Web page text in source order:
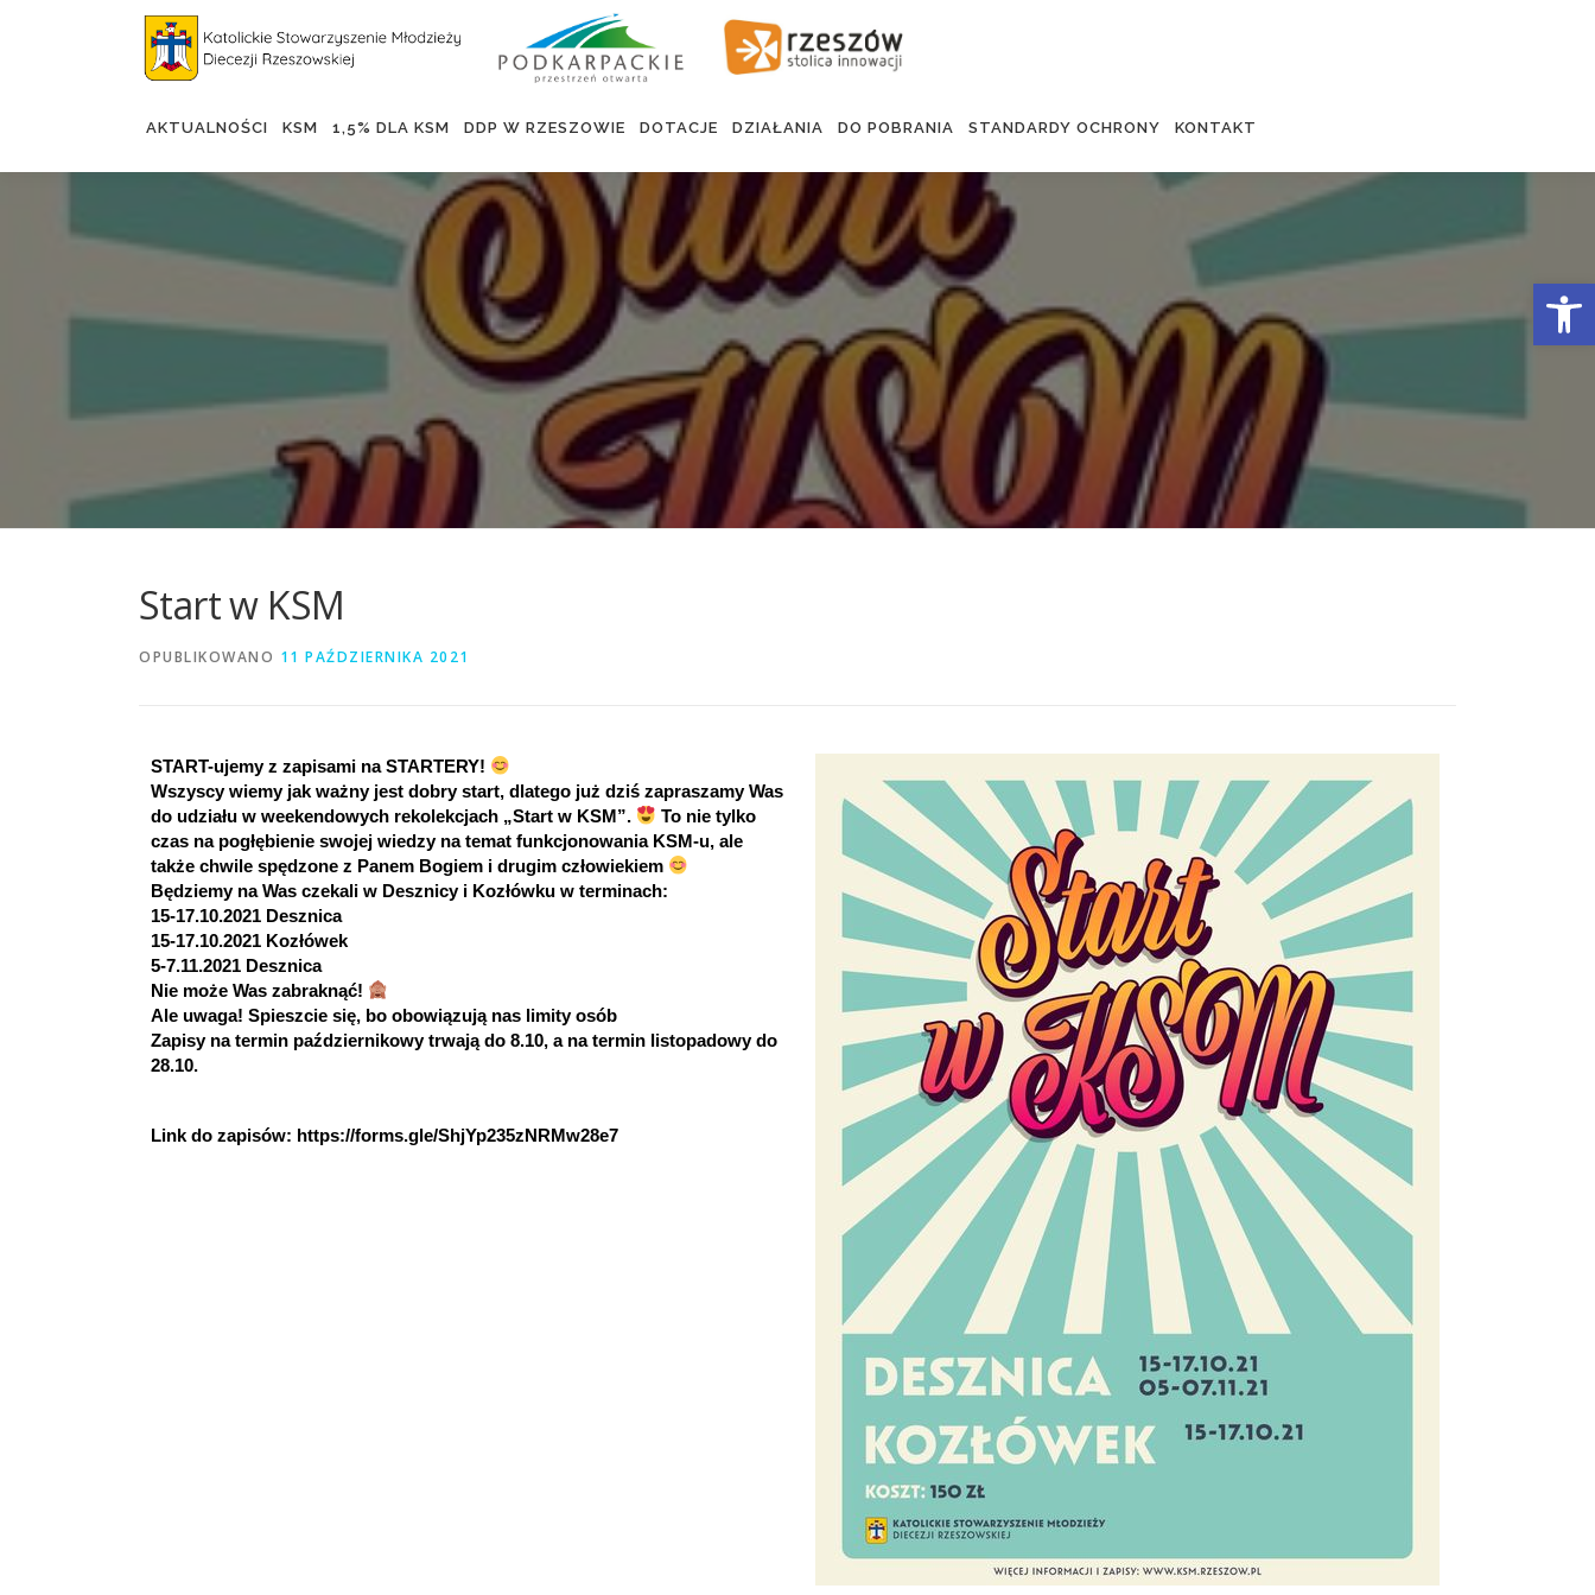
AKTUALNOŚCI KSM 1,5% DLA KSM DDP W RZESZOWIE DOTACJE DZIAŁANIA DO POBRANIA STANDARDY OCHRONY KONTAKT
Start w KSM
OPUBLIKOWANO 11 PAŹDZIERNIKA 2021
START-ujemy z zapisami na STARTERY!
Wszyscy wiemy jak ważny jest dobry start, dlatego już dziś zapraszamy Was
do udziału w weekendowych rekolekcjach „Start w KSM”.
To nie tylko
czas na pogłębienie swojej wiedzy na temat funkcjonowania KSM-u, ale
także chwile spędzone z Panem Bogiem i drugim człowiekiem
Będziemy na Was czekali w Desznicy i Kozłówku w terminach:
15-17.10.2021 Desznica
15-17.10.2021 Kozłówek
5-7.11.2021 Desznica
Nie może Was zabraknąć!
Ale uwaga! Spieszcie się, bo obowiązują nas limity osób
Zapisy na termin październikowy trwają do 8.10, a na termin listopadowy do
28.10.
Link do zapisów: https://forms.gle/ShjYp235zNRMw28e7